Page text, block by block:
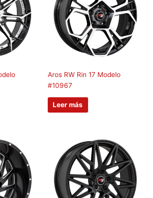
Aros RW Rin 17 Modelo
#10967
Leer más